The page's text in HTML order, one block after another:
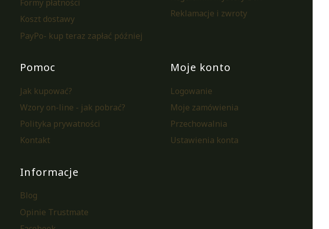
Formy płatności
Koszt dostawy
PayPo- kup teraz zapłać później
Reklamacje i zwroty
Pomoc
Jak kupować?
Wzory on-line - jak pobrać?
Polityka prywatności
Kontakt
Moje konto
Logowanie
Moje zamówienia
Przechowalnia
Ustawienia konta
Informacje
Blog
Opinie Trustmate